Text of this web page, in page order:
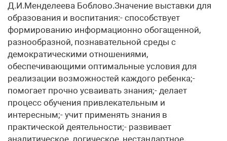
Д.И.Менделеева Боблово.Значение выставки для
образования и воспитания:- способствует
формированию информационно обогащенной,
разнообразной, познавательной среды с
демократическими отношениями,
обеспечивающими оптимальные условия для
реализации возможностей каждого ребенка;-
помогает прочно усваивать знания;- делает
процесс обучения привлекательным и
интересным;- учит применять знания в
практической деятельности;- развивает
аналитическое, логическое, нестандартное,